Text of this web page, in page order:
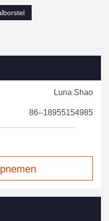
Luna Shao
86--18955154985